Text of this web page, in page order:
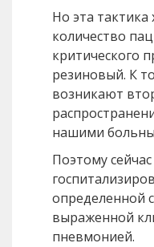
Но эта
количество
критического
резиновый. К
возникают
нашими
Поэтому
определенной
выраженной
пневмонией.